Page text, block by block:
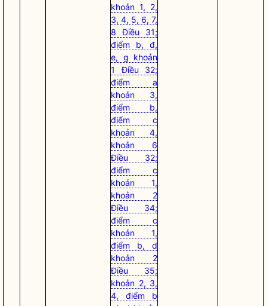
khoản 1, 2,
3, 4, 5, 6, 7,
8 Điều 31;
điểm b, đ,
e, g khoản
1 Điều 32;
điểm a
khoản 3,
điểm b,
điểm c
khoản 4,
khoản 6
Điều 32;
điểm c
khoản 1,
khoản 2
Điều 34;
điểm c
khoản 1,
điểm b, d
khoản 2
Điều 35;
khoản 2, 3,
4, điểm b